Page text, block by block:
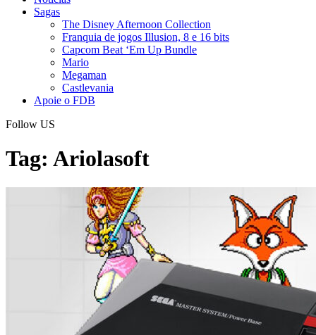
Sagas
The Disney Afternoon Collection
Franquia de jogos Illusion, 8 e 16 bits
Capcom Beat ‘Em Up Bundle
Mario
Megaman
Castlevania
Apoie o FDB
Follow US
Tag: Ariolasoft